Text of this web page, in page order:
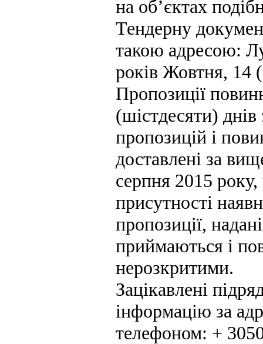
на об’єктах
Тендерну
такою адресою:
років Жовтня, 14
Пропозиції
(шістдесяти)
пропозицій і
доставлені за
серпня 2015 року,
присутності
пропозиції,
приймаються і
нерозкритими.
Зацікавлені
інформацію за
телефоном: +